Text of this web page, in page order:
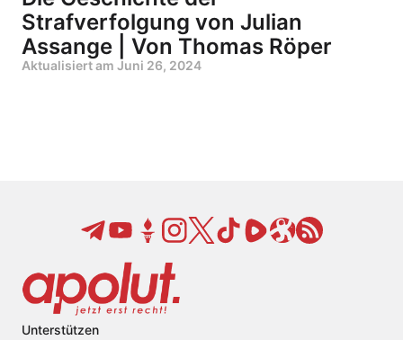
Strafverfolgung von Julian
Assange | Von Thomas Röper
Aktualisiert am Juni 26, 2024
Unterstützen